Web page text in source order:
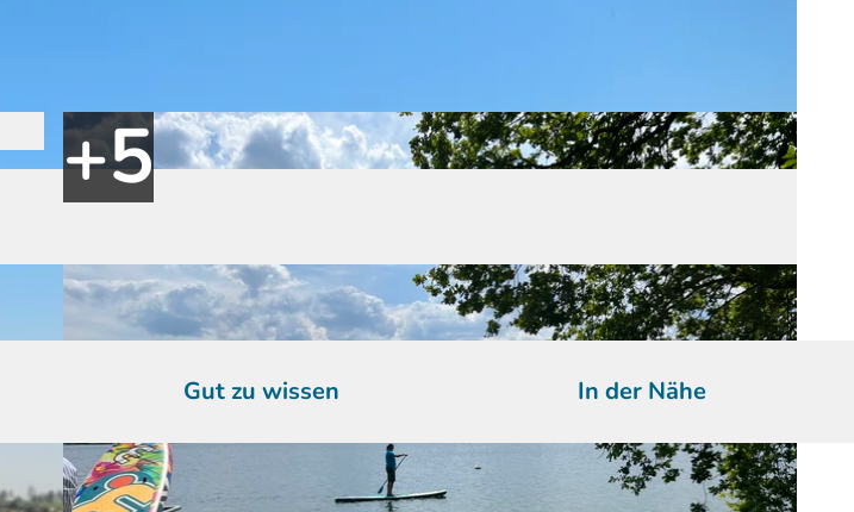
Gut zu wissen In der Nähe